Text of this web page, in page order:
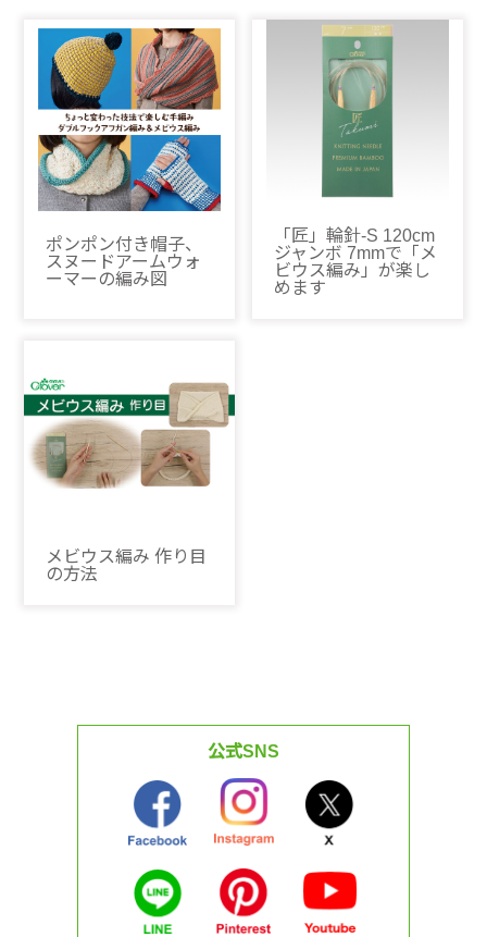
ポンポン付き帽子、
スヌードアームウォ
ーマーの編み図
「匠」輪針-S 120cm
ジャンボ 7mmで「メ
ビウス編み」が楽し
めます
メビウス編み 作り目
の方法
公式SNS